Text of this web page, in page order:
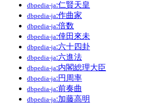
dbpedia-ja:仁賢天皇
dbpedia-ja:作曲家
dbpedia-ja:倍数
dbpedia-ja:倖田來未
dbpedia-ja:六十四卦
dbpedia-ja:六進法
dbpedia-ja:内閣総理大臣
dbpedia-ja:円周率
dbpedia-ja:前奏曲
dbpedia-ja:加藤高明